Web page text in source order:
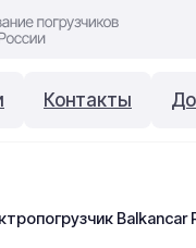
Контакты
Balkancar